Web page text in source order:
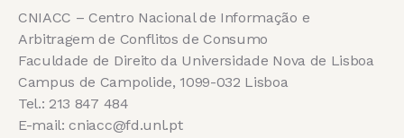
CNIACC – Centro Nacional de Informação e
Arbitragem de Conflitos de Consumo
Faculdade de Direito da Universidade Nova de Lisboa
Campus de Campolide, 1099-032 Lisboa
Tel.: 213 847 484
E-mail: cniacc@fd.unl.pt